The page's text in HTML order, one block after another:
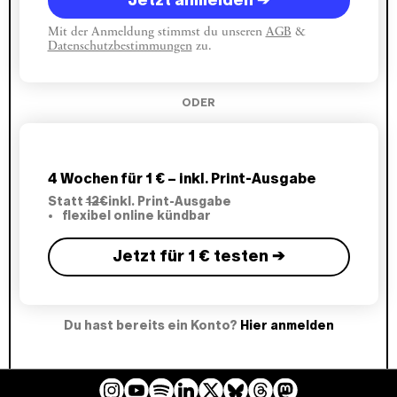
Tweet bekam gut 760.000 Likes
Mit der Anmeldung stimmst du unseren AGB &
Datenschutzbestimmungenzu.
ODER
4 Wochen für 1 € – inkl. Print-Ausgabe
Statt12€inkl. Print-Ausgabe
flexibel online kündbar
Jetzt für 1 € testen →
Du hast bereits ein Konto? Hier anmelden